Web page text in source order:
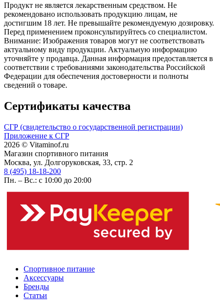
Продукт не является лекарственным средством. Не
рекомендовано использовать продукцию лицам, не
достигшим 18 лет. Не превышайте рекомендуемую дозировку.
Перед применением проконсультируйтесь со специалистом.
Внимание: Изображения товаров могут не соответствовать
актуальному виду продукции. Актуальную информацию
уточняйте у продавца. Данная информация предоставляется в
соответствии с требованиями законодательства Российской
Федерации для обеспечения достоверности и полноты
сведений о товаре.
Сертификаты качества
СГР (свидетельство о государственной регистрации)
Приложение к СГР
2026 © Vitaminof.ru
Магазин спортивного питания
Москва, ул. Долгоруковская, 33, стр. 2
8 (495) 18-18-200
Пн. – Вс.: с 10:00 до 20:00
Спортивное питание
Аксессуары
Бренды
Статьи